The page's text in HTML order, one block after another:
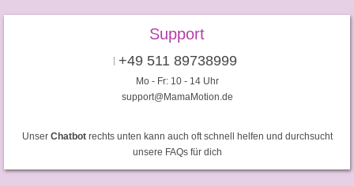
Support
+49 511 89738999
Mo - Fr: 10 - 14 Uhr
support@MamaMotion.de
Unser Chatbotrechts unten kann auch oft schnell helfen und durchsucht
unsere FAQs für dich